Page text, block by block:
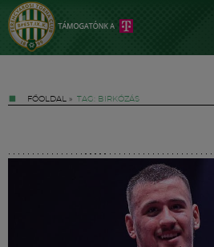
FŐOLDAL » TAG: BIRKÓZÁS